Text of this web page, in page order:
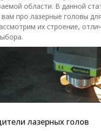
области. В данной
про лазерные головы
их строение,
лазерных голов